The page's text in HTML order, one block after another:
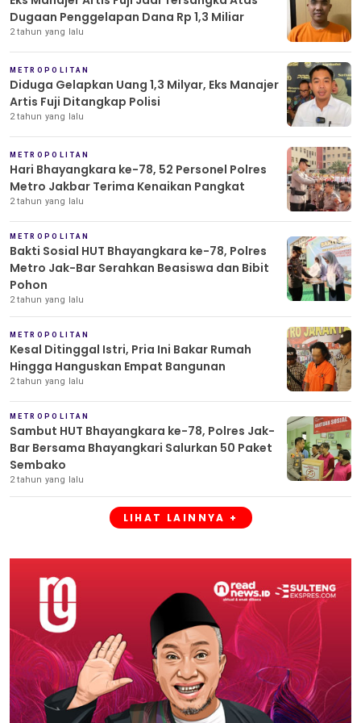
Dugaan Penggelapan Dana Rp 1,3 Miliar
2 tahun yang lalu
METROPOLITAN
Diduga Gelapkan Uang 1,3 Milyar, Eks Manajer
Artis Fuji Ditangkap Polisi
2 tahun yang lalu
METROPOLITAN
Hari Bhayangkara ke-78, 52 Personel Polres
Metro Jakbar Terima Kenaikan Pangkat
2 tahun yang lalu
METROPOLITAN
Bakti Sosial HUT Bhayangkara ke-78, Polres
Metro Jak-Bar Serahkan Beasiswa dan Bibit
Pohon
2 tahun yang lalu
METROPOLITAN
Kesal Ditinggal Istri, Pria Ini Bakar Rumah
Hingga Hanguskan Empat Bangunan
2 tahun yang lalu
METROPOLITAN
Sambut HUT Bhayangkara ke-78, Polres Jak-
Bar Bersama Bhayangkari Salurkan 50 Paket
Sembako
2 tahun yang lalu
LIHAT LAINNYA +